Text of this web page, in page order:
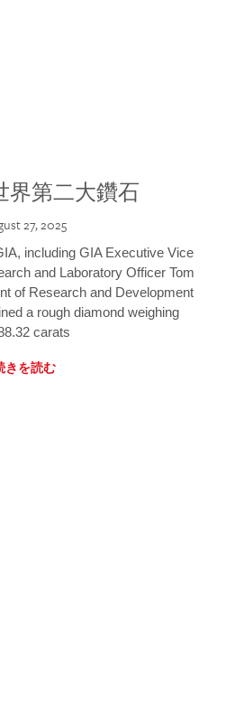
界第二大鑽石
27, 2025
including GIA Executive Vice
and Laboratory Officer Tom
of Research and Development
a rough diamond weighing
carats
きを読む